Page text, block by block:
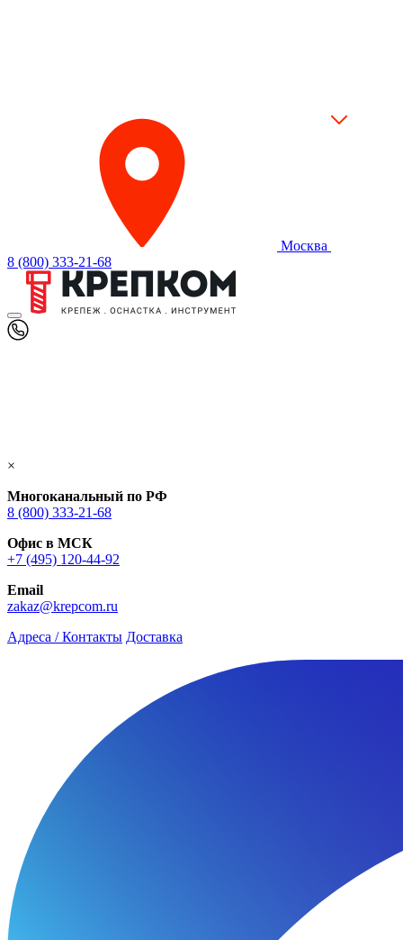
Москва
8 (800) 333-21-68
×
Многоканальный по РФ
8 (800) 333‑21-68
Офис в МСК
+7 (495) 120-44-92
Email
zakaz@krepcom.ru
Адреса / Контакты Доставка